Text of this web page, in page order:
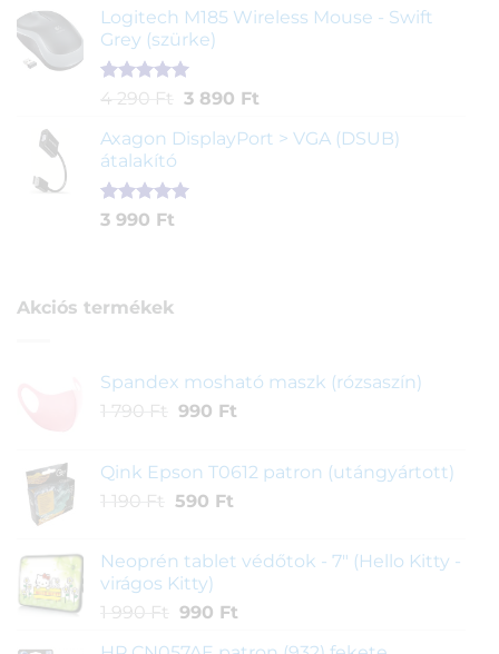
5-ből,
értékelés
alapján
Logitech M185 Wireless Mouse - Swift
Grey (szürke)
Értékelés
ből,
1
értékelés
alapján
4 290 Ft Original
was:
290 Ft.
3 890 FtCurrent
is:
Axagon DisplayPort > VGA (DSUB)
átalakító
Értékelés
1
3 990 Ft
Akciós termékek
Spandex mosható maszk (rózsaszín)
1 790 Ft Original
1
790 Ft.
990 FtCurrent
990 Ft.
Qink Epson T0612 patron (utángyártott)
1 190 Ft Original
1
190 Ft.
590 FtCurrent
590 Ft.
Neoprén tablet védőtok - 7" (Hello Kitty -
virágos Kitty)
1 990 Ft Original
990 FtCurrent